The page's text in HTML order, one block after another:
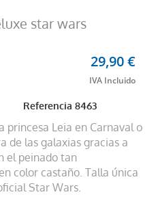
star wars
Referencia8463
29,90 €
princesa Leia en Carnaval o
de las galaxias gracias a
el peinado tan
color castaño. Talla única
Star Wars.